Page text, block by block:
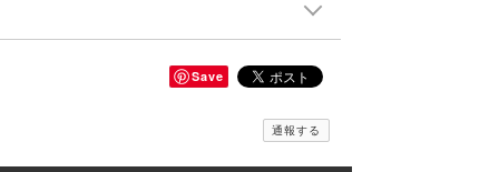
Save
通報する